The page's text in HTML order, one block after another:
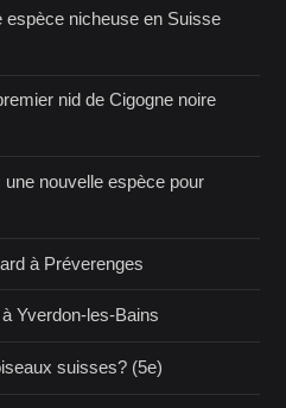
espèce nicheuse en Suisse
nid de Cigogne noire
une nouvelle espèce pour
à Préverenges
Yverdon-les-Bains
suisses? (5e)